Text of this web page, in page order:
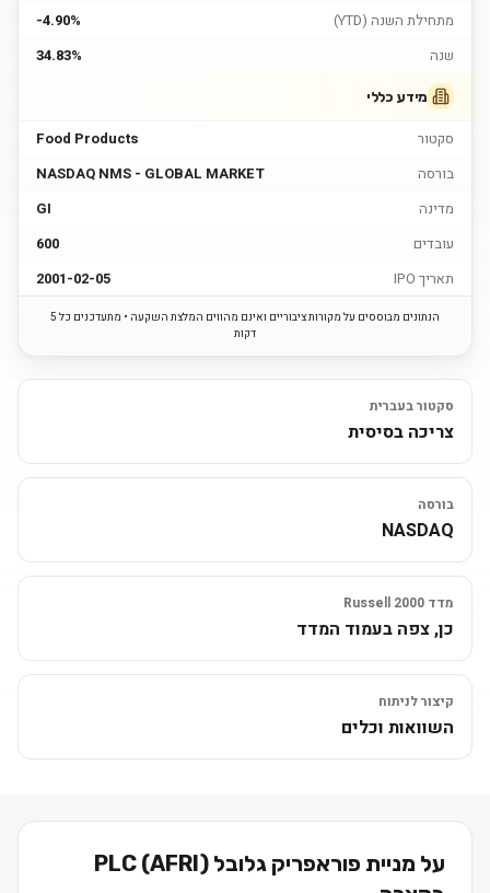
מתחילת השנה (YTD)
-4.90%
שנה
34.83%
מידע כללי
סקטור
Food Products
בורסה
NASDAQ NMS - GLOBAL MARKET
מדינה
GI
עובדים
600
תאריך IPO
2001-02-05
הנתונים מבוססים על מקורות ציבוריים ואינם מהווים המלצת השקעה • מתעדכנים כל 5
דקות
סקטור בעברית
צריכה בסיסית
בורסה
NASDAQ
מדד Russell 2000
כן, צפה בעמוד המדד
קיצור לניתוח
השוואות וכלים
על מניית פוראפריק גלובל PLC (AFRI)